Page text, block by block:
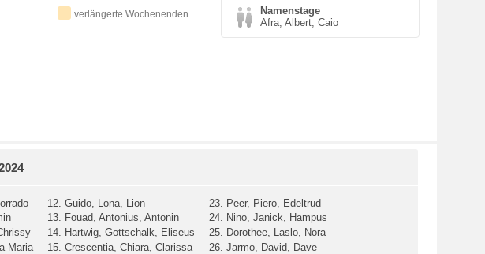
verlängerte Wochenenden
Namenstage
Afra, Albert, Caio
Maria
12. Guido, Lona, Lion
13. Fouad, Antonius, Antonin
14. Hartwig, Gottschalk, Eliseus
15. Crescentia, Chiara, Clarissa
23. Peer, Piero, Edeltrud
24. Nino, Janick, Hampus
25. Dorothee, Laslo, Nora
26. Jarmo, David, Dave